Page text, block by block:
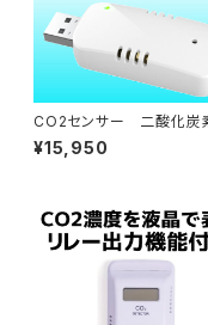
CO2センサー 二酸化炭
度計 MT-200H
¥15,950